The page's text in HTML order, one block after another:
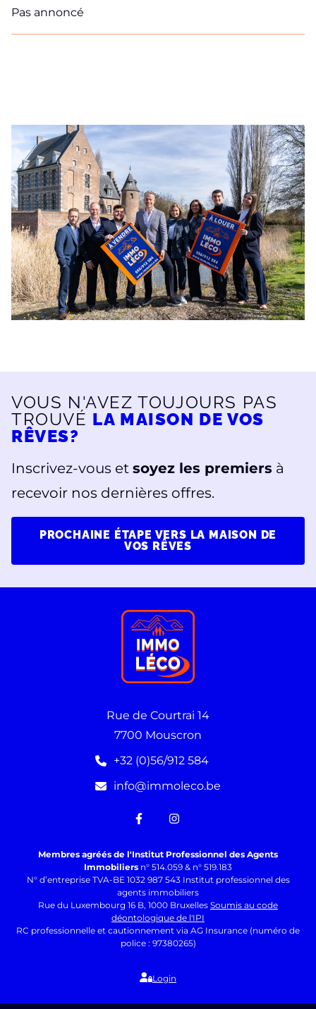
Pas annoncé
VOUS N'AVEZ TOUJOURS PAS
TROUVÉ LA MAISON DE VOS
RÊVES?
Inscrivez-vous et soyez les premiers à
recevoir nos dernières offres.
PROCHAINE ÉTAPE VERS LA MAISON DE
VOS RÊVES
Rue de Courtrai 14
7700 Mouscron
+32 (0)56/912 584
info@immoleco.be
Membres agréés de l'Institut Professionnel des Agents
Immobiliers n° 514.059 & n° 519.183
N° d’entreprise TVA-BE 1032 987 543 Institut professionnel des
agents immobiliers
Rue du Luxembourg 16 B, 1000 Bruxelles Soumis au code
déontologique de l'IPI
RC professionnelle et cautionnement via AG Insurance (numéro de
police : 97380265)
Login